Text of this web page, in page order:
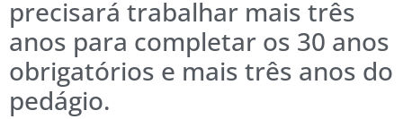
precisará trabalhar mais três
anos para completar os 30 anos
obrigatórios e mais três anos do
pedágio.